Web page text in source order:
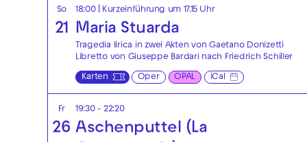
So
21
18:00 | Kurzeinführung um 17.15 Uhr
Maria Stuarda
Tragedia lirica in zwei Akten von Gaetano Donizetti
Libretto von Giuseppe Bardari nach Friedrich Schiller
Karten Oper OPAL iCal
Fr
26
19:30 - 22:20
Aschenputtel (La